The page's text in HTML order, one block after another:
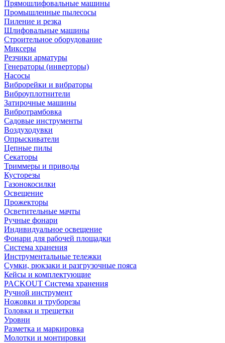
Прямошлифовальные машины
Промышленные пылесосы
Пиление и резка
Шлифовальные машины
Строительное оборудование
Миксеры
Резчики арматуры
Генераторы (инверторы)
Насосы
Виброрейки и вибраторы
Виброуплотнители
Затирочные машины
Вибротрамбовка
Садовые инструменты
Воздуходувки
Опрыскиватели
Цепные пилы
Секаторы
Триммеры и приводы
Кусторезы
Газонокосилки
Освещение
Прожекторы
Осветительные мачты
Ручные фонари
Индивидуальное освещение
Фонари для рабочей площадки
Система хранения
Инструментальные тележки
Сумки, рюкзаки и разгрузочные пояса
Кейсы и комплектующие
PACKOUT Система хранения
Ручной инструмент
Ножовки и труборезы
Головки и трещетки
Уровни
Разметка и маркировка
Молотки и монтировки